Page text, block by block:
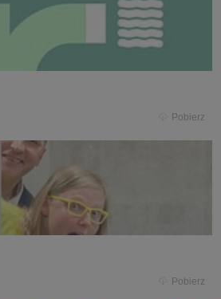
Pobierz
Pobierz